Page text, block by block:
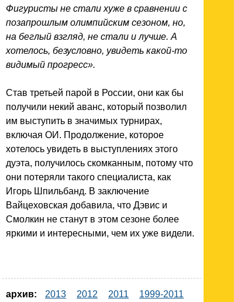
Фигуристы не стали хуже в сравнении с
позапрошлым олимпийским сезоном, но,
на беглый взгляд, не стали и лучше. А
хотелось, безусловно, увидеть какой-то
видимый прогресс».
Став третьей парой в России, они как бы
получили некий аванс, который позволил
им выступить в значимых турнирах,
включая ОИ. Продолжение, которое
хотелось увидеть в выступлениях этого
дуэта, получилось скомканным, потому что
они потеряли такого специалиста, как
Игорь Шпильбанд. В заключение
Вайцеховская добавила, что Дэвис и
Смолкин не станут в этом сезоне более
яркими и интересными, чем их уже видели.
архив: 2013 2012 2011
1999-2011